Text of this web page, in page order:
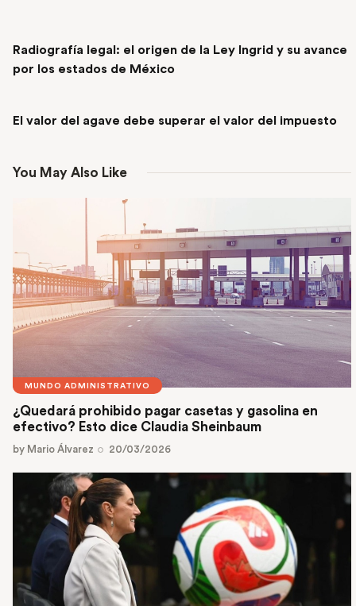
Radiografía legal: el origen de la Ley Ingrid y su avance
por los estados de México
El valor del agave debe superar el valor del impuesto
You May Also Like
MUNDO ADMINISTRATIVO
¿Quedará prohibido pagar casetas y gasolina en
efectivo? Esto dice Claudia Sheinbaum
by Mario Álvarez 20/03/2026